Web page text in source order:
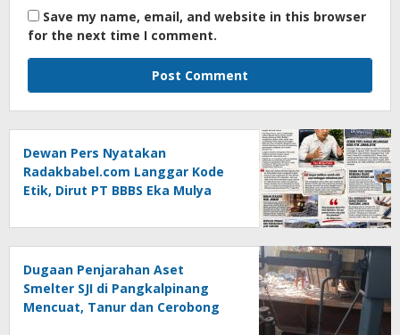
Save my name, email, and website in this browser
for the next time I comment.
Dewan Pers Nyatakan
Radakbabel.com Langgar Kode
Etik, Dirut PT BBBS Eka Mulya
Dugaan Penjarahan Aset
Smelter SJI di Pangkalpinang
Mencuat, Tanur dan Cerobong